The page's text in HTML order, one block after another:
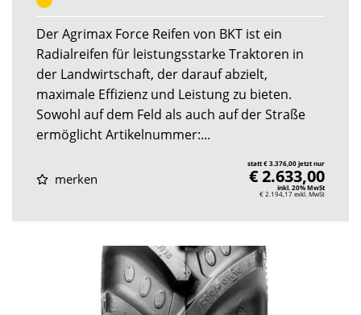
Der Agrimax Force Reifen von BKT ist ein
Radialreifen für leistungsstarke Traktoren in
der Landwirtschaft, der darauf abzielt,
maximale Effizienz und Leistung zu bieten.
Sowohl auf dem Feld als auch auf der Straße
ermöglicht Artikelnummer:...
merken
statt € 3.376,00 jetzt nur
€ 2.633,00
inkl. 20% MwSt
€ 2.194,17exkl. MwSt